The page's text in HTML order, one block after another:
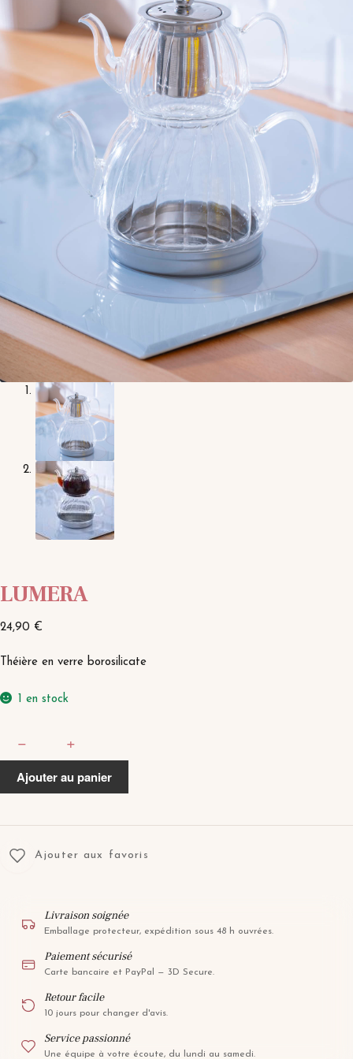
LUMERA
24,90 €
Théière en verre borosilicate
1 en stock
− +
Ajouter au panier
Ajouter aux favoris
Livraison soignée
Emballage protecteur, expédition sous 48 h ouvrées.
Paiement sécurisé
Carte bancaire et PayPal — 3D Secure.
Retour facile
10 jours pour changer d'avis.
Service passionné
Une équipe à votre écoute, du lundi au samedi.